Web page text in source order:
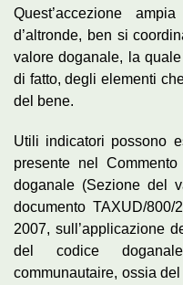
Quest’accezione
d’altronde, ben si
valore doganale, la
di fatto, degli elementi
del bene.
Utili indicatori possono
presente nel
doganale (Sezione del
documento TAXUD/
2007, sull’applicazione
del codice
communautaire, ossia